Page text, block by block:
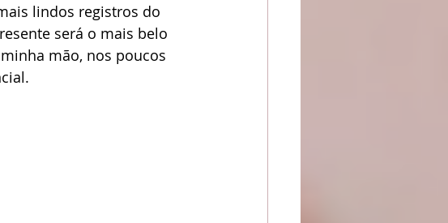
lindos registros do
será o mais belo
mão, nos poucos